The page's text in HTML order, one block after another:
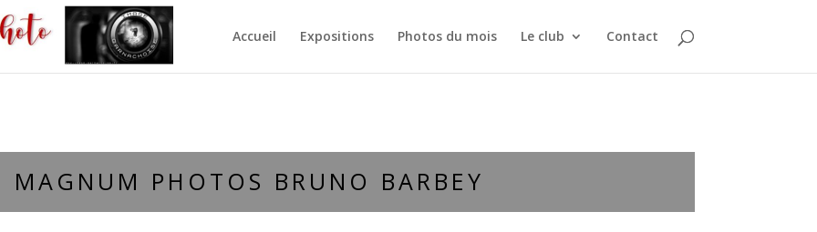
Accueil Expositions Photos du mois Le club Contact
MAGNUM PHOTOS BRUNO BARBEY